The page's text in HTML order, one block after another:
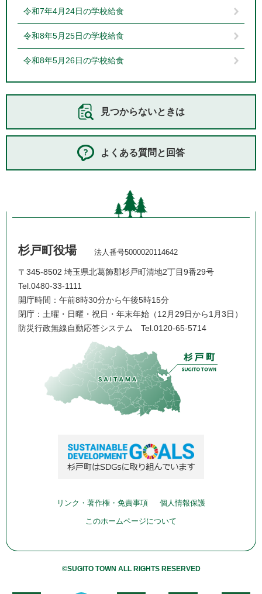
令和7年4月24日の学校給食
令和8年5月25日の学校給食
令和8年5月26日の学校給食
見つからないときは
よくある質問と回答
杉戸町役場 法人番号5000020114642
〒345-8502 埼玉県北葛飾郡杉戸町清地2丁目9番29号
Tel.0480-33-1111
開庁時間：午前8時30分から午後5時15分
閉庁：土曜・日曜・祝日・年末年始（12月29日から1月3日）
防災行政無線自動応答システム Tel.0120-65-5714
リンク・著作権・免責事項 個人情報保護
このホームページについて
©SUGITO TOWN ALL RIGHTS RESERVED